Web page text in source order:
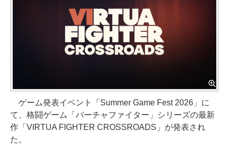
ゲーム発表イベント「Summer Game Fest 2026」に
て、格闘ゲーム「バーチャファイター」シリーズの最新
作「VIRTUA FIGHTER CROSSROADS」が発表され
た。